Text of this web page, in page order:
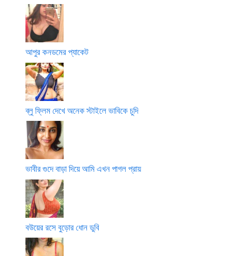
আপুর কনডমের প্যাকেট
ব্লু ফ্লিম দেখে অনেক স্টাইলে ভাবিকে চুদি
ভাবীর গুদে বাড়া দিয়ে আমি এখন পাগল প্রায়
বউয়ের রসে বুড়োর ধোন ডুবি